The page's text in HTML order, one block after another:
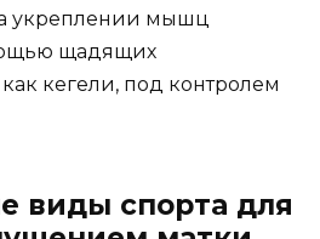
укреплении мышц
щадящих
кегели, под контролем
виды спорта для